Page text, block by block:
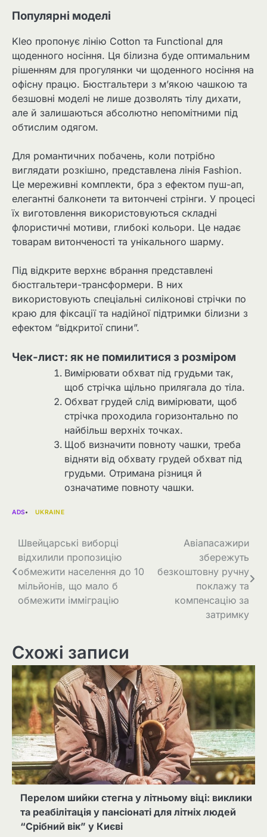
Популярні моделі
Kleo пропонує лінію Cotton та Functional для
щоденного носіння. Ця білизна буде оптимальним
рішенням для прогулянки чи щоденного носіння на
офісну працю. Бюстгальтери з м’якою чашкою та
безшовні моделі не лише дозволять тілу дихати,
але й залишаються абсолютно непомітними під
обтислим одягом.
Для романтичних побачень, коли потрібно
виглядати розкішно, представлена лінія Fashion.
Це мереживні комплекти, бра з ефектом пуш-ап,
елегантні балконети та витончені стрінги. У процесі
їх виготовлення використовуються складні
флористичні мотиви, глибокі кольори. Це надає
товарам витонченості та унікального шарму.
Під відкрите верхнє вбрання представлені
бюстгальтери-трансформери. В них
використовують спеціальні силіконові стрічки по
краю для фіксації та надійної підтримки білизни з
ефектом “відкритої спини”.
Чек-лист: як не помилитися з розміром
Вимірювати обхват під грудьми так,
щоб стрічка щільно прилягала до тіла.
Обхват грудей слід вимірювати, щоб
стрічка проходила горизонтально по
найбільш верхніх точках.
Щоб визначити повноту чашки, треба
відняти від обхвату грудей обхват під
грудьми. Отримана різниця й
означатиме повноту чашки.
ADS UKRAINE
Навігація
записів
Швейцарські виборці
відхилили пропозицію
обмежити населення до 10
мільйонів, що мало б
обмежити імміграцію
Авіапасажири
збережуть
безкоштовну ручну
поклажу та
компенсацію за
затримку
Схожі записи
Перелом шийки стегна у літньому віці: виклики
та реабілітація у пансіонаті для літніх людей
“Срібний вік” у Києві